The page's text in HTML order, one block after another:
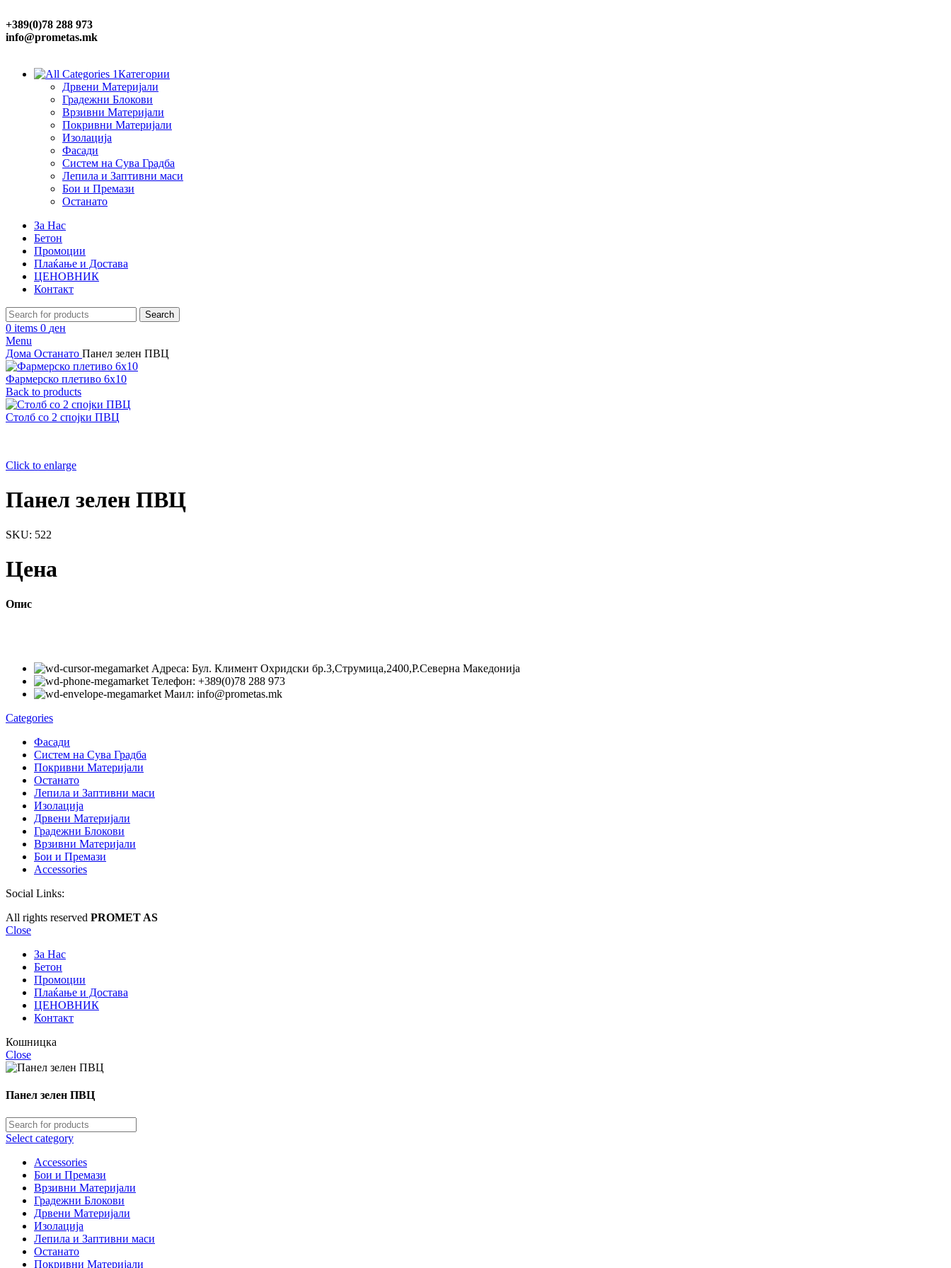
+389(0)78 288 973
info@prometas.mk
Категории
Дрвени Материјали
Градежни Блокови
Врзивни Материјали
Покривни Материјали
Изолација
Фасади
Систем на Сува Градба
Лепила и Заптивни маси
Бои и Премази
Останато
За Нас
Бетон
Промоции
Плаќање и Достава
ЦЕНОВНИК
Контакт
Search
0 items 0 ден
Menu
Дома Останато Панел зелен ПВЦ
Фармерско плетиво 6х10
Back to products
Столб со 2 спојки ПВЦ
Click to enlarge
Панел зелен ПВЦ
SKU: 522
Цена
Опис
Адреса: Бул. Климент Охридски бр.3,Струмица,2400,Р.Северна Македонија
Телефон: +389(0)78 288 973
Маил: info@prometas.mk
Categories
Фасади
Систем на Сува Градба
Покривни Материјали
Останато
Лепила и Заптивни маси
Изолација
Дрвени Материјали
Градежни Блокови
Врзивни Материјали
Бои и Премази
Accessories
Social Links:
All rights reserved PROMET AS
Close
За Нас
Бетон
Промоции
Плаќање и Достава
ЦЕНОВНИК
Контакт
Кошницка
Close
Панел зелен ПВЦ
Select category
Accessories
Бои и Премази
Врзивни Материјали
Градежни Блокови
Дрвени Материјали
Изолација
Лепила и Заптивни маси
Останато
Покривни Материјали